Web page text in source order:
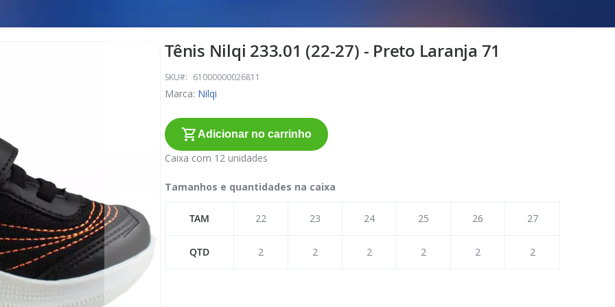
Tênis Nilqi 233.01 (22-27) - Preto Laranja 71
SKU 61000000026811
Marca: Nilqi
Adicionar no carrinho
Caixa com 12 unidades
Tamanhos e quantidades na caixa
TAM 22 23 24 25 26 27
QTD 2 2 2 2 2 2